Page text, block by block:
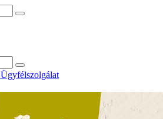
Ügyfélszolgálat